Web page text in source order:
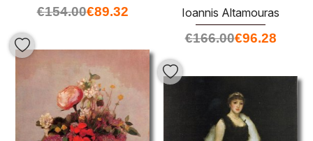
€154.00€89.32 Ioannis Altamouras
€166.00€96.28